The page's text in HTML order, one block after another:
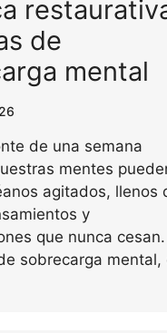
de
mental
de una semana
mentes
agitados, llenos
y
que nunca cesan.
sobrecarga